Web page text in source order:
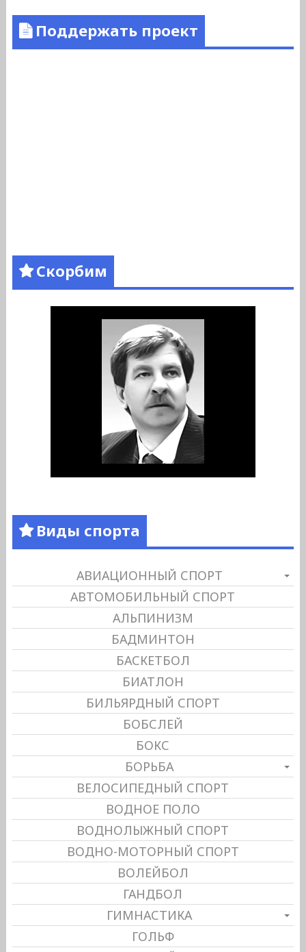
Поддержать проект
Скорбим
Виды спорта
АВИАЦИОННЫЙ СПОРТ
АВТОМОБИЛЬНЫЙ СПОРТ
АЛЬПИНИЗМ
БАДМИНТОН
БАСКЕТБОЛ
БИАТЛОН
БИЛЬЯРДНЫЙ СПОРТ
БОБСЛЕЙ
БОКС
БОРЬБА
ВЕЛОСИПЕДНЫЙ СПОРТ
ВОДНОЕ ПОЛО
ВОДНОЛЫЖНЫЙ СПОРТ
ВОДНО-МОТОРНЫЙ СПОРТ
ВОЛЕЙБОЛ
ГАНДБОЛ
ГИМНАСТИКА
ГОЛЬФ